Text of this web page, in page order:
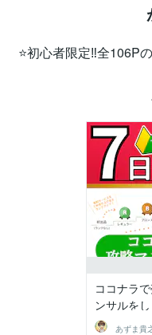
⭐初心者限定‼全106P
ココナラ
ンサルを